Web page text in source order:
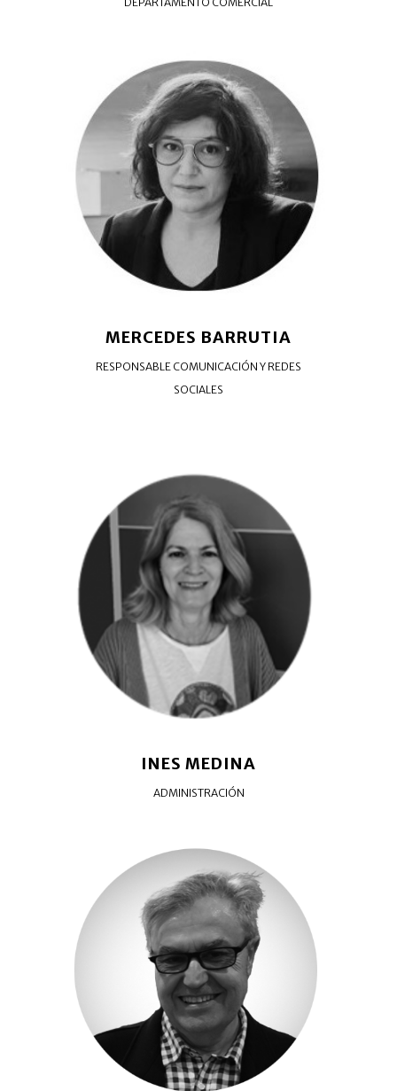
MERCEDES BARRUTIA
RESPONSABLE COMUNICACIÓN Y REDES
SOCIALES
INES MEDINA
ADMINISTRACIÓN